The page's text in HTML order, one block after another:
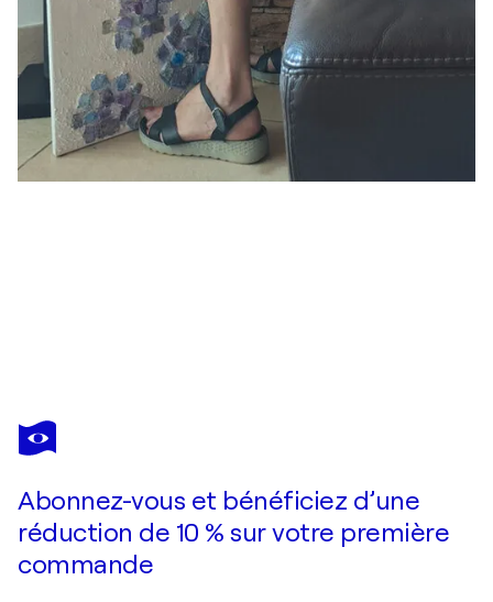
CLAUDIA
AMADESI
Je passe commande
Abonnez-vous et bénéficiez d’une
réduction de 10 % sur votre première
commande